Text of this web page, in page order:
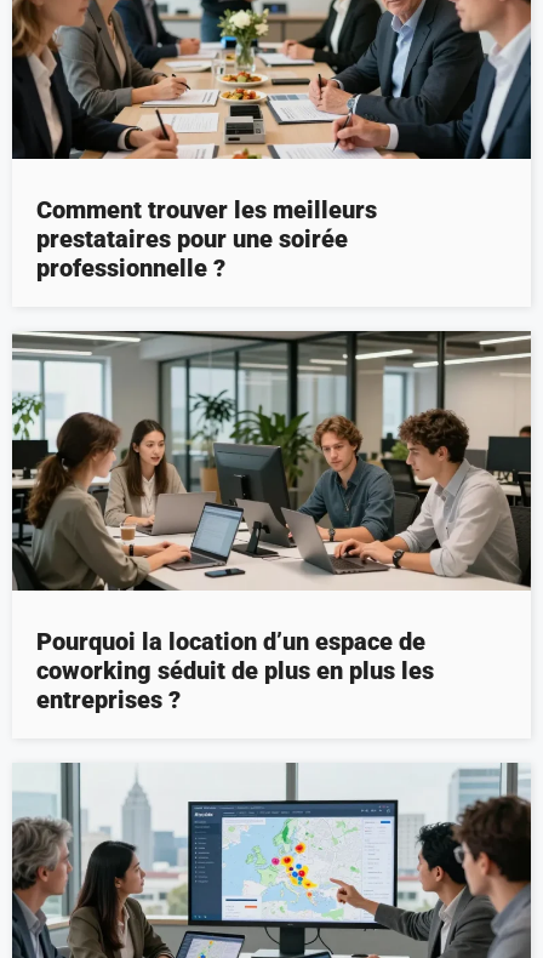
Comment trouver les meilleurs
prestataires pour une soirée
professionnelle ?
Pourquoi la location d’un espace de
coworking séduit de plus en plus les
entreprises ?